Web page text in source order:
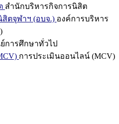
สำนักบริหารกิจการนิสิต
ตจุฬาฯ (อบจ.) องค์การบริหาร
การศึกษาทั่วไป
การประเมินออนไลน์ (MCV)